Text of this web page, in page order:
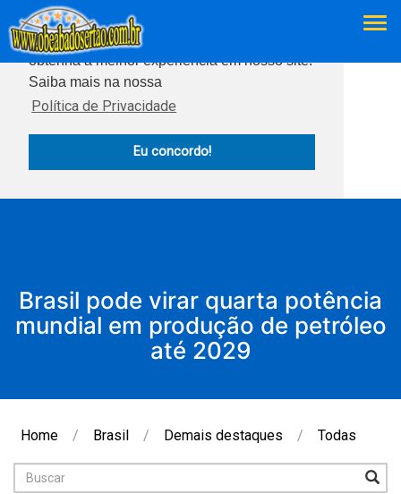
Este site usa cookies para garantir que você
obtenha a melhor experiência em nosso site.
Saiba mais na nossa
Política de Privacidade
Eu concordo!
Brasil pode virar quarta potência
mundial em produção de petróleo
até 2029
Home / Brasil / Demais destaques / Todas
Buscar